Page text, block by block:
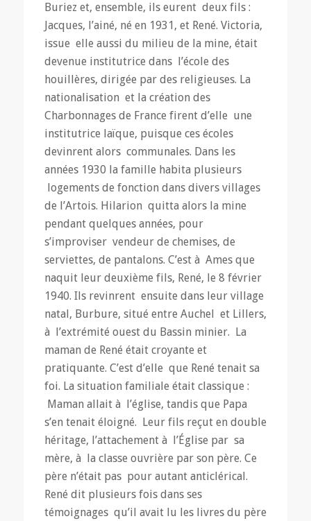
Buriez et, ensemble, ils eurent deux fils :
Jacques, l’ainé, né en 1931, et René. Victoria,
issue elle aussi du milieu de la mine, était
devenue institutrice dans l’école des
houillères, dirigée par des religieuses. La
nationalisation et la création des
Charbonnages de France firent d’elle une
institutrice laïque, puisque ces écoles
devinrent alors communales. Dans les
années 1930 la famille habita plusieurs
logements de fonction dans divers villages
de l’Artois. Hilarion quitta alors la mine
pendant quelques années, pour
s’improviser vendeur de chemises, de
serviettes, de pantalons. C’est à Ames que
naquit leur deuxième fils, René, le 8 février
1940. Ils revinrent ensuite dans leur village
natal, Burbure, situé entre Auchel et Lillers,
à l’extrémité ouest du Bassin minier. La
maman de René était croyante et
pratiquante. C’est d’elle que René tenait sa
foi. La situation familiale était classique :
Maman allait à l’église, tandis que Papa
s’en tenait éloigné. Leur fils reçut en double
héritage, l’attachement à l’Église par sa
mère, à la classe ouvrière par son père. Ce
père n’était pas pour autant anticlérical.
René dit plusieurs fois dans ses
témoignages qu’il avait lu les livres du père